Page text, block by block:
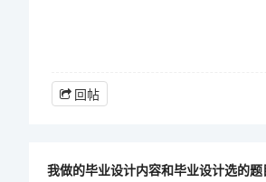
回帖
我做的毕业设计内容和毕业设计选的